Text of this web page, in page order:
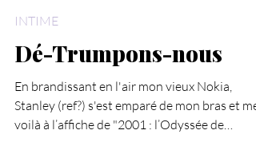
Jana Call me J
24 oct. 2025
INTIME
Dé-Trumpons-nous